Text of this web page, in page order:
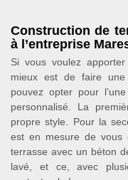
Construction de
à l’entreprise
Si vous voulez
mieux est de faire
pouvez opter pour
personnalisé. La
propre style. Pour la
est en mesure de vous
terrasse avec un béton
lavé, et ce, avec